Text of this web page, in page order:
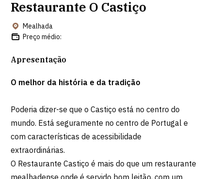
Restaurante O Castiço
Mealhada
Preço médio:
Apresentação
O melhor da história e da tradição
Poderia dizer-se que o Castiço está no centro do
mundo. Está seguramente no centro de Portugal e
com características de acessibilidade
extraordinárias.
O Restaurante Castiço é mais do que um restaurante